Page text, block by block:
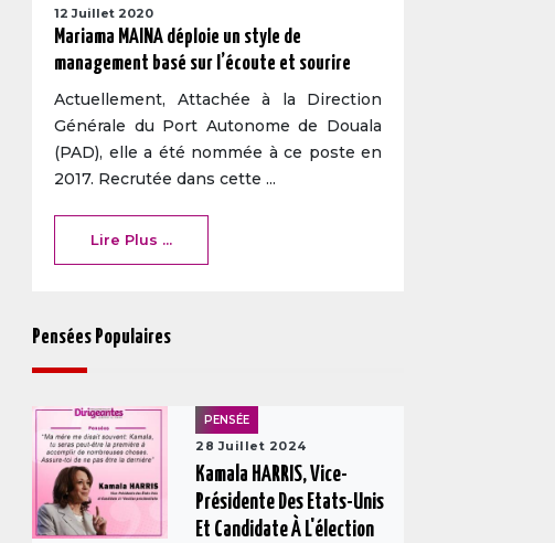
12 Juillet 2020
Mariama MAINA déploie un style de
management basé sur l’écoute et sourire
Actuellement, Attachée à la Direction
Générale du Port Autonome de Douala
(PAD), elle a été nommée à ce poste en
2017. Recrutée dans cette ...
Lire Plus ...
Pensées Populaires
PENSÉE
28 Juillet 2024
Kamala HARRIS, Vice-
Présidente Des Etats-Unis
Et Candidate À L'élection